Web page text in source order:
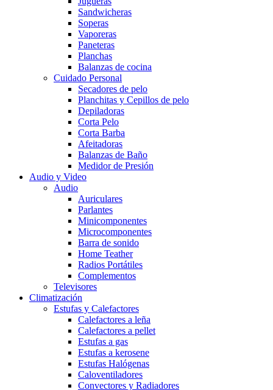
Sandwicheras
Soperas
Vaporeras
Paneteras
Planchas
Balanzas de cocina
Cuidado Personal
Secadores de pelo
Planchitas y Cepillos de pelo
Depiladoras
Corta Pelo
Corta Barba
Afeitadoras
Balanzas de Baño
Medidor de Presión
Audio y Video
Audio
Auriculares
Parlantes
Minicomponentes
Microcomponentes
Barra de sonido
Home Teather
Radios Portátiles
Complementos
Televisores
Climatización
Estufas y Calefactores
Calefactores a leña
Calefactores a pellet
Estufas a gas
Estufas a kerosene
Estufas Halógenas
Caloventiladores
Convectores y Radiadores